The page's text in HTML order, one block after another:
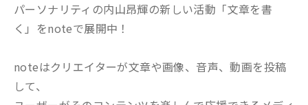
パーソナリティの内山昂輝の新しい活動「文章を書
く」をnoteで展開中！
noteはクリエイターが文章や画像、音声、動画を投稿
して、